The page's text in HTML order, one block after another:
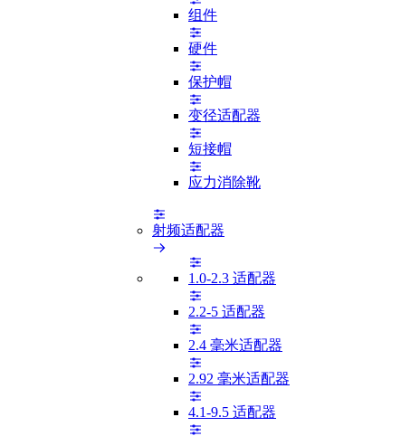
组件
硬件
保护帽
变径适配器
短接帽
应力消除靴
射频适配器
1.0-2.3 适配器
2.2-5 适配器
2.4 毫米适配器
2.92 毫米适配器
4.1-9.5 适配器